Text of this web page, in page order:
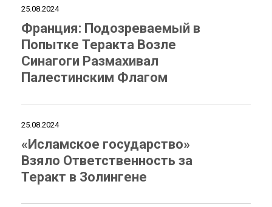
25.08.2024
Франция: Подозреваемый в
Попытке Теракта Возле
Синагоги Размахивал
Палестинским Флагом
25.08.2024
«Исламское государство»
Взяло Ответственность за
Теракт в Золингене